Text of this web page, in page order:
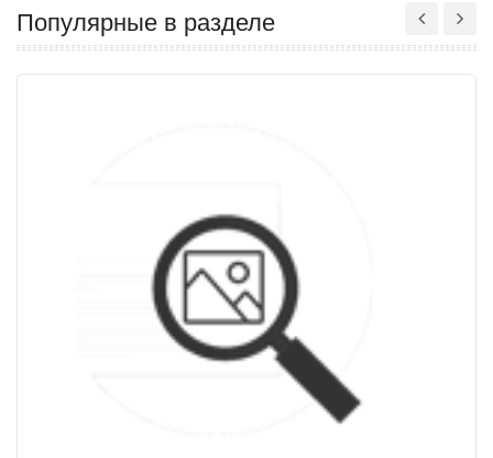
Популярные в разделе